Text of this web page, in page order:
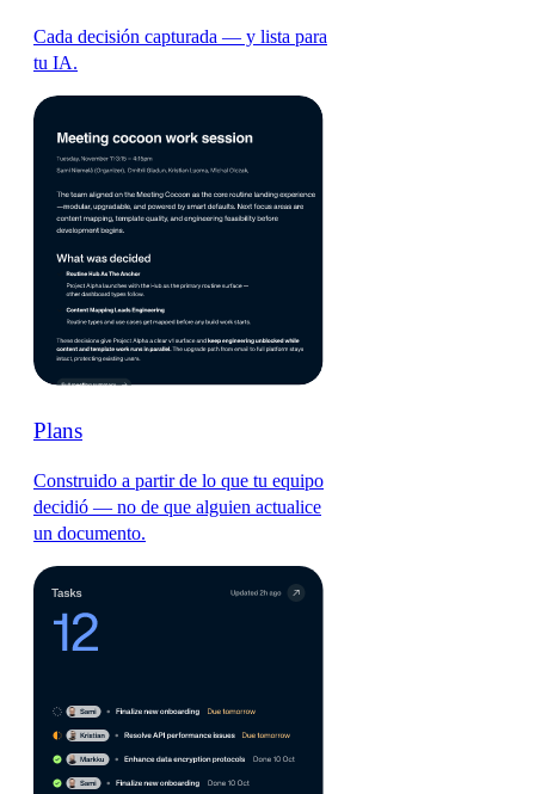
Cada decisión capturada — y lista para
tu IA.
Plans
Construido a partir de lo que tu equipo
decidió — no de que alguien actualice
un documento.